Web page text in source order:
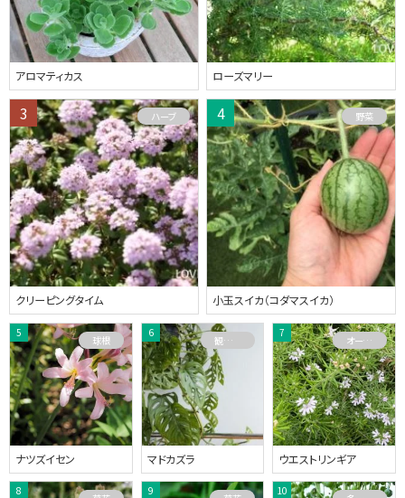
アロマティカス ローズマリー
クリーピングタイム
ハーブ
小玉スイカ（コダマスイカ）
野菜
ナツズイセン
球根
マドカズラ
観葉植物
ウエストリンギア
オーストラリアプランツ